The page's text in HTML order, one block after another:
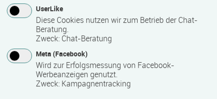
Blended Learning
Abschlussart
Kammerprüfung, Teilnahmebestätigung / Zertifikat des
Anbieters
UserLike
Diese Cookies nutzen wir zum Betrieb der Chat-
Beratung.
Zweck: Chat-Beratung
Meta (Facebook)
Wird zur Erfolgsmessung von Facebook-
Werbeanzeigen genutzt.
Zweck: Kampagnentracking